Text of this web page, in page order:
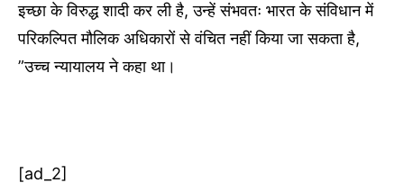
इच्छा के विरुद्ध शादी कर ली है, उन्हें संभवतः भारत के संविधान में
परिकल्पित मौलिक अधिकारों से वंचित नहीं किया जा सकता है,
”उच्च न्यायालय ने कहा था।
[ad_2]